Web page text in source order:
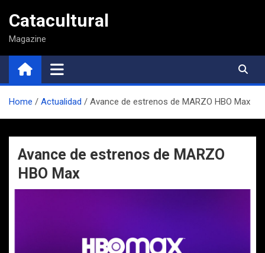
contenido
Catacultural
Magazine
Home Actualidad Avance de estrenos de MARZO HBO Max
Avance de estrenos de MARZO
HBO Max